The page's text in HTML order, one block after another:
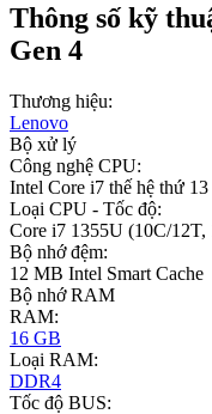
Thông số kỹ
Gen 4
Thương hiệu:
Lenovo
Bộ xử lý
Công nghệ CPU:
Intel Core i7 thế hệ thứ 13
Loại CPU - Tốc độ:
Core i7 1355U (10C/
Bộ nhớ đệm:
12 MB Intel Smart Cache
Bộ nhớ RAM
RAM:
16 GB
Loại RAM:
DDR4
Tốc độ BUS: